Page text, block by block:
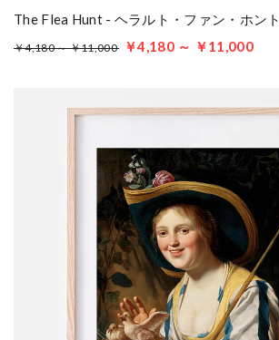
The Flea Hunt - ヘラルト・ファン・ホン
￥4,180 ～ ￥11,000 ￥4,180 ～ ￥11,000